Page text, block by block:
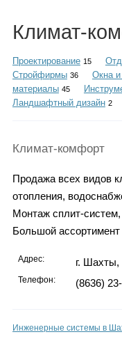
Климат-
Проектирование 15
Стройфирмы 36 Окна
материалы 45
Ландшафтный дизайн 2
Климат-комфорт
Продажа всех видов
отопления,
Монтаж сплит-
Большой ассортимент
Адрес: г.
Телефон: (8636)
Инженерные системы в